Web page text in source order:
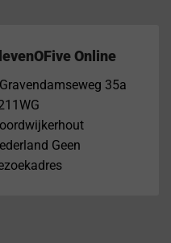
Online
35a
Geen